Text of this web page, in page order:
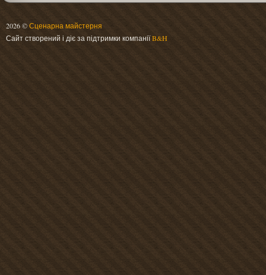
2026 ©Сценарна майстерня
Сайт створений і діє за підтримки компаніїB&H